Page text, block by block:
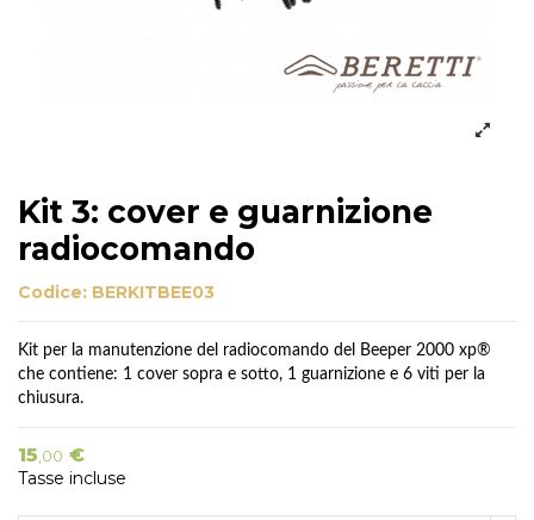
Kit 3: cover e guarnizione
radiocomando
Codice: BERKITBEE03
Kit per la manutenzione del radiocomando del Beeper 2000 xp®
che contiene: 1 cover sopra e sotto, 1 guarnizione e 6 viti per la
chiusura.
15 ,00 €
Tasse incluse